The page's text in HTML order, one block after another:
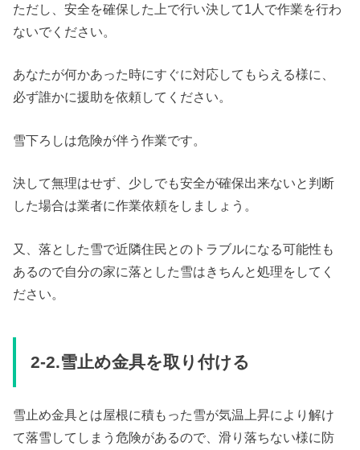
ただし、安全を確保した上で行い決して1人で作業を行わ
ないでください。
あなたが何かあった時にすぐに対応してもらえる様に、
必ず誰かに援助を依頼してください。
雪下ろしは危険が伴う作業です。
決して無理はせず、少しでも安全が確保出来ないと判断
した場合は業者に作業依頼をしましょう。
又、落とした雪で近隣住民とのトラブルになる可能性も
あるので自分の家に落とした雪はきちんと処理をしてく
ださい。
2-2.雪止め金具を取り付ける
雪止め金具とは屋根に積もった雪が気温上昇により解け
て落雪してしまう危険があるので、滑り落ちない様に防